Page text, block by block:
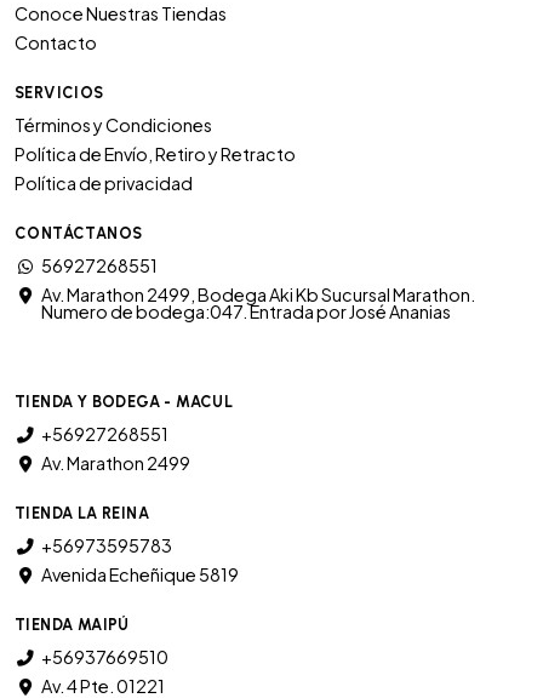
Conoce Nuestras Tiendas
Contacto
SERVICIOS
Términos y Condiciones
Política de Envío, Retiro y Retracto
Política de privacidad
CONTÁCTANOS
56927268551
Av. Marathon 2499, Bodega Aki Kb Sucursal Marathon.
Numero de bodega:047. Entrada por José Ananias
TIENDA Y BODEGA - MACUL
+56927268551
Av. Marathon 2499
TIENDA LA REINA
+56973595783
Avenida Echeñique 5819
TIENDA MAIPÚ
+56937669510
Av. 4 Pte. 01221